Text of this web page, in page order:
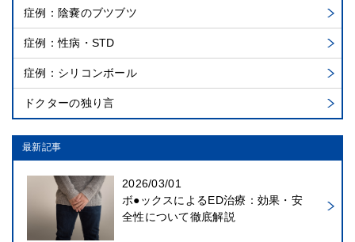
症例：陰嚢のブツブツ
症例：性病・STD
症例：シリコンボール
ドクターの独り言
最新記事
2026/03/01
ボ●ックスによるED治療：効果・安
全性について徹底解説